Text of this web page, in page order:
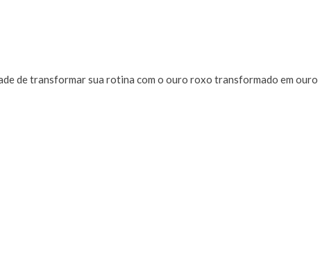
de transformar sua rotina com o ouro roxo transformado em ouro